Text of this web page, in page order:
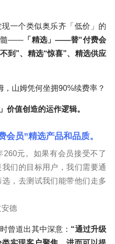
一个类似奥乐齐「低价」的
髓—— 「精选」——替“付费会
到”、精选“惊喜”、精选供应
，山姆凭何坐拥90%续费率？
价值创造的运作逻辑。
会员”精选产品和品质。
元。如果有会员接受不了
们的目标用户，我们需要通
，去测试我们能带他们走多
德
曾道出其中深意： “通过升级